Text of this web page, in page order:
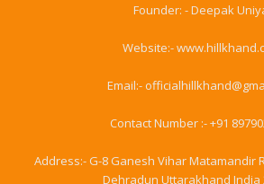
Founder: - Deepak
Website:-
Email:-
Contact Number :- +91
Address:- G-8 Ganesh Vihar Matamandir
Dehradun Uttarakhand India